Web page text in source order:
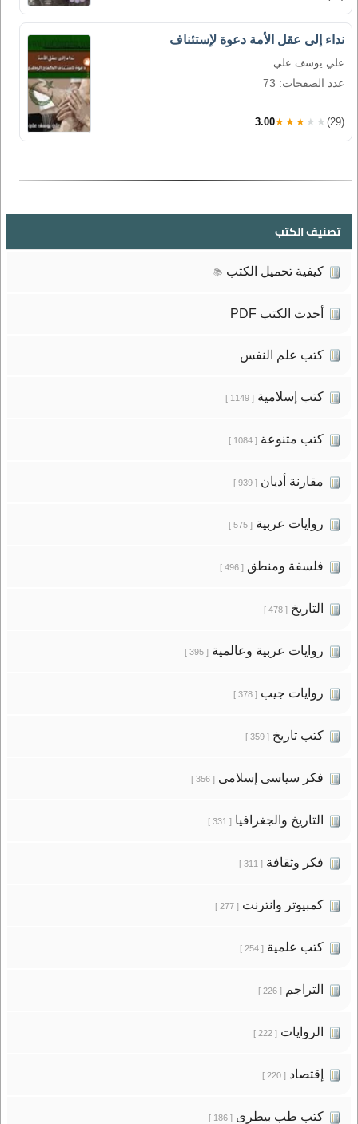
نداء إلى عقل الأمة دعوة لإستئناف
علي يوسف علي
عدد الصفحات: 73
3.00★★★★★ (29)
تصنيف الكتب
كيفية تحميل الكتب 📚
أحدث الكتب PDF
كتب علم النفس
كتب إسلامية[ 1149 ]
كتب متنوعة[ 1084 ]
مقارنة أديان[ 939 ]
روايات عربية[ 575 ]
فلسفة ومنطق[ 496 ]
التاريخ[ 478 ]
روايات عربية وعالمية[ 395 ]
روايات جيب[ 378 ]
كتب تاريخ[ 359 ]
فكر سياسى إسلامى[ 356 ]
التاريخ والجغرافيا[ 331 ]
فكر وثقافة[ 311 ]
كمبيوتر وانترنت[ 277 ]
كتب علمية[ 254 ]
التراجم[ 226 ]
الروايات[ 222 ]
إقتصاد[ 220 ]
كتب طب بيطرى[ 186 ]